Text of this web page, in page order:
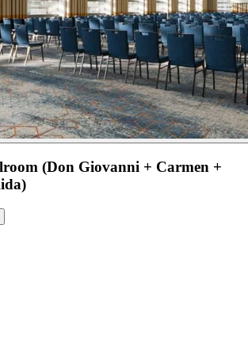
(Don Giovanni + Carmen +